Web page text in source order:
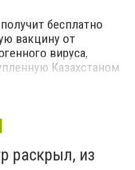
бесплатно
вакцину от
вируса,
Казахстаном
раскрыл, из